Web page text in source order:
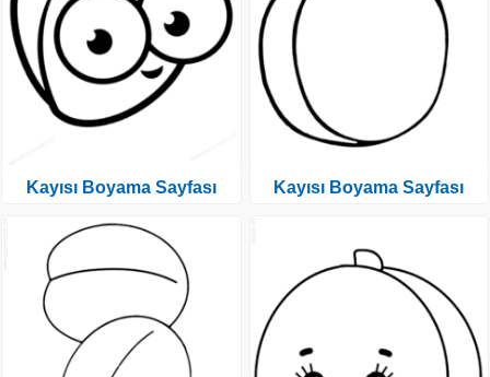
Kayısı Boyama Sayfası Kayısı Boyama Sayfası